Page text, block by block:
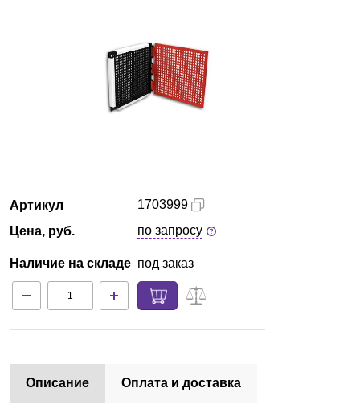
Партнеры
Технический сервис
Доставка и оплата
Артикул
Цена, руб.
Наличие на складе
1703999
по запросу
под заказ
Описание Оплата и доставка